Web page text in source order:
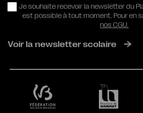
RGPD
Je souhaite recevoir la newsletter du
est possible à tout moment. Pour en
nos CGU.
Voir la newsletter scolaire